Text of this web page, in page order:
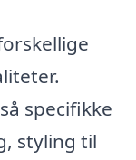
specifikke
styling til